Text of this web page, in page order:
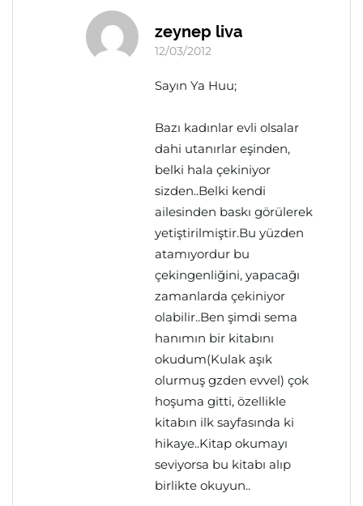
zeynep liva
12/03/2012
Sayın Ya Huu;
Bazı kadınlar evli olsalar
dahi utanırlar eşinden,
belki hala çekiniyor
sizden..Belki kendi
ailesinden baskı görülerek
yetiştirilmiştir.Bu yüzden
atamıyordur bu
çekingenliğini, yapacağı
zamanlarda çekiniyor
olabilir..Ben şimdi sema
hanımın bir kitabını
okudum(Kulak aşık
olurmuş gzden evvel) çok
hoşuma gitti, özellikle
kitabın ilk sayfasında ki
hikaye..Kitap okumayı
seviyorsa bu kitabı alıp
birlikte okuyun..